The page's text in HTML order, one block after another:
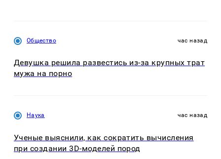
Общество час назад
Девушка решила развестись из-за крупных трат
мужа на порно
Наука час назад
Ученые выяснили, как сократить вычисления
при создании 3D-моделей пород